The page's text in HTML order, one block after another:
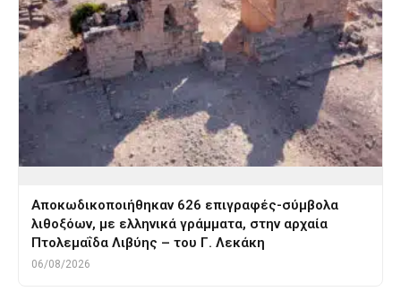
Αποκωδικοποιήθηκαν 626 επιγραφές-σύμβολα
λιθοξόων, με ελληνικά γράμματα, στην αρχαία
Πτολεμαΐδα Λιβύης – του Γ. Λεκάκη
06/08/2026